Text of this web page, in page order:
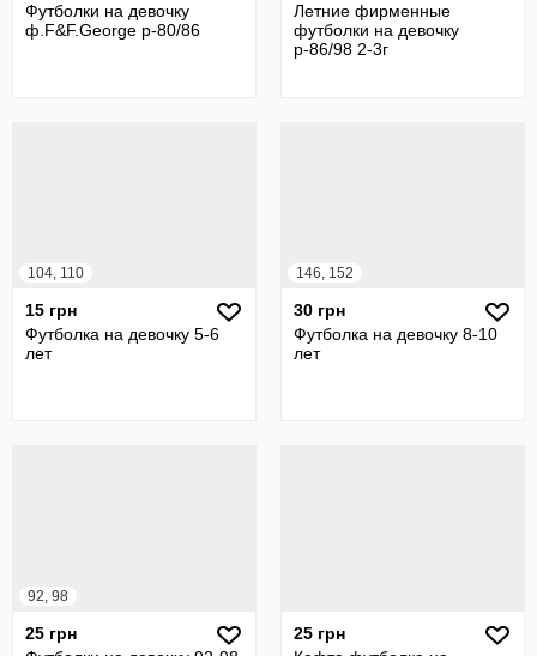
Футболки на девочку
ф.F&F.George р-80/86
Летние фирменные
футболки на девочку
р-86/98 2-3г
104, 110
15 грн
Футболка на девочку 5-6
лет
146, 152
30 грн
Футболка на девочку 8-10
лет
92, 98
25 грн
25 грн